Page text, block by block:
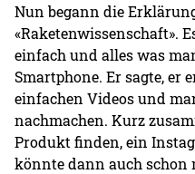
Nun begann die
«Raketenwissenschaft».
einfach und alles was
Smartphone. Er sagte, er
einfachen Videos und
nachmachen. Kurz
Produkt finden, ein
könnte dann auch schon